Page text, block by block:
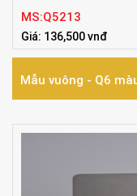
MS:Q5213
Giá: 136,500 vnđ
Tiêu chuẩn:86*86mm
Mẫu vuông - Q6